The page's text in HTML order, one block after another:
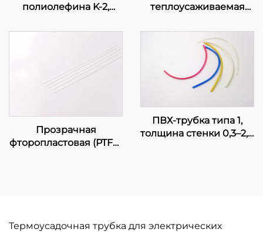
полиолефина K-2,
теплоусаживаемая
трубка K-102, гибкая
изоляционная защита,
диаметр 1–80 мм
Прозрачная
фторопластовая (PTFE)
ПВХ-трубка типа 1,
толщина стенки 0,3–2,0
Термоусадочная трубка для электрических